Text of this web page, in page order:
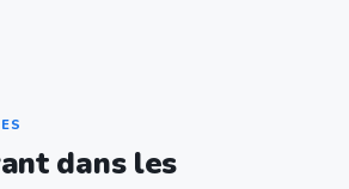
dans les